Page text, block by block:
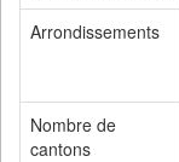
Arrondissements
Nombre de
cantons